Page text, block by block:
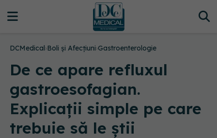
DCMedical›Boli și Afecțiuni›Gastroenterologie
De ce apare refluxul
gastroesofagian.
Explicații simple pe care
trebuie să le știi